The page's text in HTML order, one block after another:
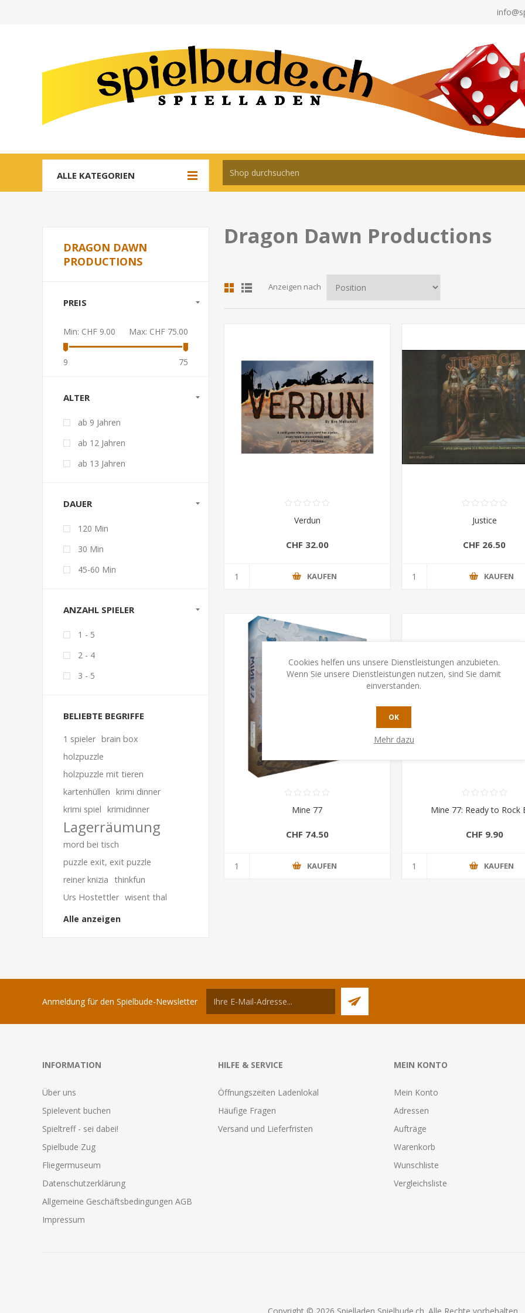
ALLE KATEGORIEN
Dragon Dawn Productions
Anzeigen nach
Verdun
CHF 32.00
KAUFEN
Justice
CHF 26.50
KAUFEN
Mine 77
CHF 74.50
KAUFEN
Mine 77: Ready to Rock
CHF 9.90
KAUFEN
DRAGON DAWN
PRODUCTIONS
PREIS
Min: CHF 9.00 Max: CHF 75.00
9 75
ALTER
ab 9 Jahren
ab 12 Jahren
ab 13 Jahren
DAUER
120 Min
30 Min
45-60 Min
ANZAHL SPIELER
1 - 5
2 - 4
3 - 5
BELIEBTE BEGRIFFE
1 spieler brain box
holzpuzzle
holzpuzzle mit tieren
kartenhüllen krimi dinner
krimi spiel krimidinner
Lagerräumung
mord bei tisch
puzzle exit, exit puzzle
reiner knizia thinkfun
Urs Hostettler wisent thal
Alle anzeigen
Anmeldung für den Spielbude-Newsletter
INFORMATION
Über uns
Spielevent buchen
Spieltreff - sei dabei!
Spielbude Zug
Fliegermuseum
Datenschutzerklärung
Allgemeine Geschäftsbedingungen AGB
Impressum
HILFE & SERVICE
Öffnungszeiten Ladenlokal
Häufige Fragen
Versand und Lieferfristen
MEIN KONTO
Mein Konto
Adressen
Aufträge
Warenkorb
Wunschliste
Vergleichsliste
Cookies helfen uns unsere Dienstleistungen anzubieten.
Wenn Sie unsere Dienstleistungen nutzen, sind Sie damit
einverstanden.
OK
Mehr dazu